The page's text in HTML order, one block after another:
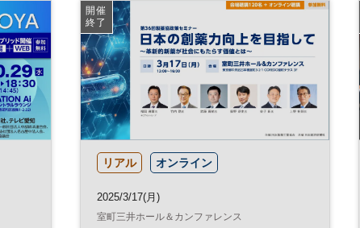
スタートアップ DX
参加無料 オープンイノベーション
開催
終了
リアル オンライン
2025/3/17(月)
室町三井ホール＆カンファレンス